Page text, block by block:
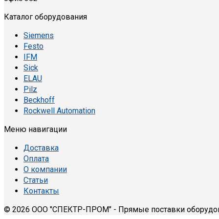
Каталог оборудования
Siemens
Festo
IFM
Sick
ELAU
Pilz
Beckhoff
Rockwell Automation
Меню навигации
Доставка
Оплата
О компании
Статьи
Контакты
© 2026 ООО "СПЕКТР-ПРОМ" - Прямые поставки